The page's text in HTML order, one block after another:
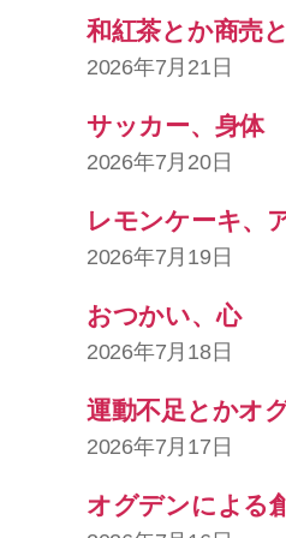
和紅茶とか商売と
2026年7月21日
サッカー、身体
2026年7月20日
レモンケーキ、
2026年7月19日
おつかい、心
2026年7月18日
運動不足とかオ
2026年7月17日
オグデンによる